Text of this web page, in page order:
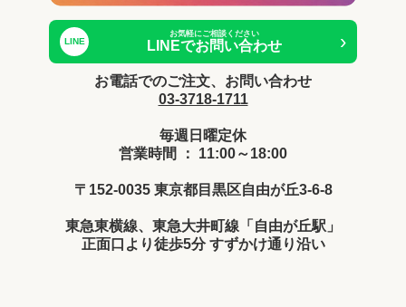
LINE
お気軽にご相談ください
LINEでお問い合わせ ›
お電話でのご注文、お問い合わせ
03-3718-1711
毎週日曜定休
営業時間 ： 11:00～18:00
〒152-0035 東京都目黒区自由が丘3-6-8
東急東横線、東急大井町線「自由が丘駅」
正面口より徒歩5分 すずかけ通り沿い